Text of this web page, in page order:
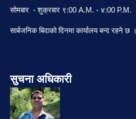
सोमबार - शुक्रबार ९:00 A.M. - ४:00 P.M.
सार्बजनिक बिदाको दिनमा कार्यालय बन्द रहने छ ।
सुचना अधिकारी